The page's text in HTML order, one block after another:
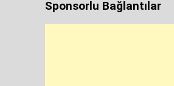
Sponsorlu Bağlantılar